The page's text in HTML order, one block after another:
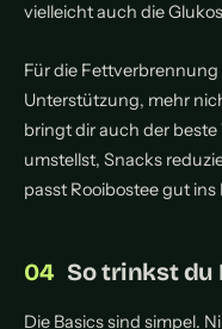
vielleicht auch die
Für die
Unterstützung, mehr
bringt dir auch der
umstellst, Snacks
passt Rooibostee gut ins
So trinkst du
Die Basics sind simpel.